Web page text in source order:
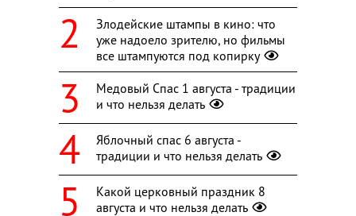
Злодейские штампы в кино: что
уже надоело зрителю, но фильмы
все штампуются под копирку
Медовый Спас 1 августа - традиции
и что нельзя делать
Яблочный спас 6 августа -
традиции и что нельзя делать
Какой церковный праздник 8
августа и что нельзя делать